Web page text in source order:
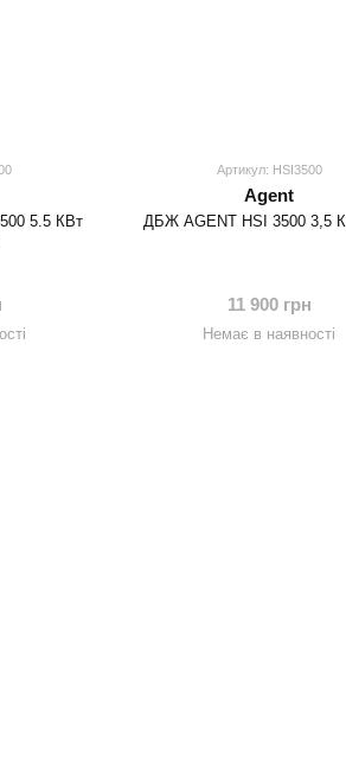
5.5 КВт
Артикул: HSI3500
Agent
ДБЖ AGENT HSI 3500 3,5
11 900 грн
Немає в наявності